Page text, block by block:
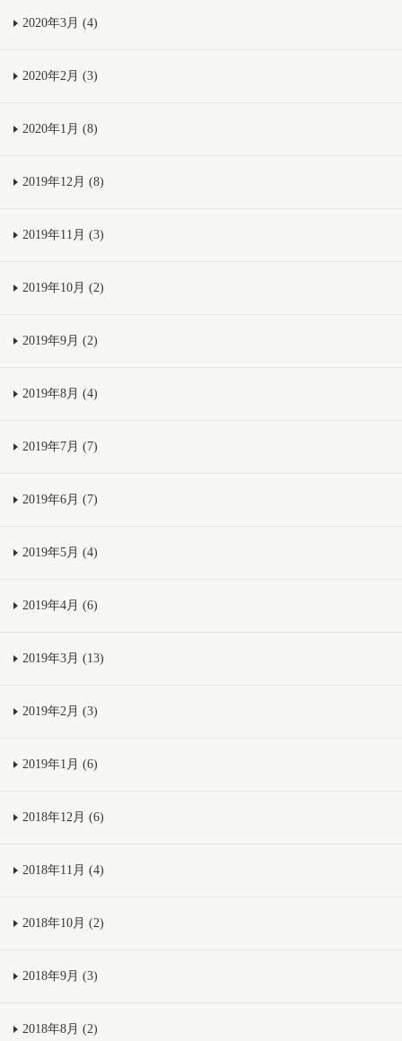
2020年3月 (4)
2020年2月 (3)
2020年1月 (8)
2019年12月 (8)
2019年11月 (3)
2019年10月 (2)
2019年9月 (2)
2019年8月 (4)
2019年7月 (7)
2019年6月 (7)
2019年5月 (4)
2019年4月 (6)
2019年3月 (13)
2019年2月 (3)
2019年1月 (6)
2018年12月 (6)
2018年11月 (4)
2018年10月 (2)
2018年9月 (3)
2018年8月 (2)